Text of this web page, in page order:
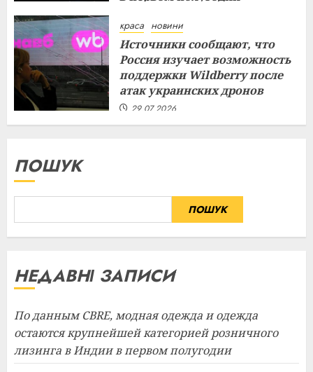
краса новини
Источники сообщают, что
Россия изучает возможность
поддержки Wildberry после
атак украинских дронов
29.07.2026
ПОШУК
ПОШУК
НЕДАВНІ ЗАПИСИ
По данным CBRE, модная одежда и одежда
остаются крупнейшей категорией розничного
лизинга в Индии в первом полугодии